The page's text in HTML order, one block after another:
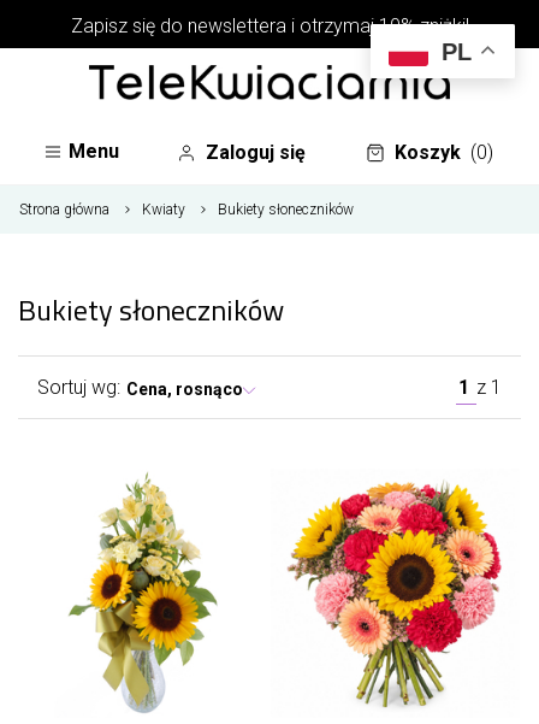
Zapisz się do newslettera i otrzymaj 10% zniżki!
Menu Zaloguj się Koszyk (0)
Strona główna Kwiaty Bukiety słoneczników
Bukiety słoneczników
Sortuj wg: Cena, rosnąco 1 z 1
PL